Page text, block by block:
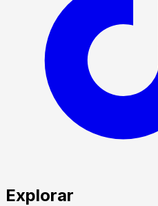
Explorar